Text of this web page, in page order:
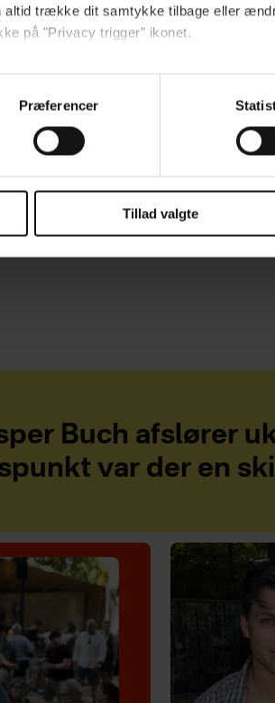
altid trække dit samtykke tilbage eller
på "Privacy trigger" ikonet.
og bruge data for at kunne levere og
fra tredjeparter til at at optimere dit
Præferencer
Tillad valgte
er et dårligt bud, så er jeg
med Nynne i videoen øverst
Buch afslører
var der en